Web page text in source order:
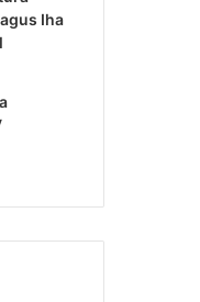
Estranjeiru
Iha